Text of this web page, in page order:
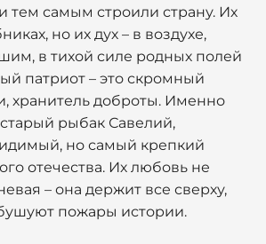
тем самым строили страну. Их
но их дух – в воздухе,
в тихой силе родных полей
патриот – это скромный
хранитель доброты. Именно
рыбак Савелий,
но самый крепкий
отечества. Их любовь не
– она держит все сверху,
пожары истории.